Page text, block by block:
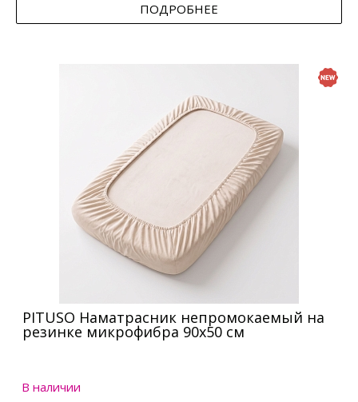
ПОДРОБНЕЕ
PITUSO Наматрасник непромокаемый на
резинке микрофибра 90х50 см
В наличии